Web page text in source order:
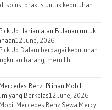
solusi praktis untuk kebutuhan
Up Harian atau Bulanan untuk
12 June, 2026
Up Dalam berbagai kebutuhan
barang, memilih
Benz: Pilihan Mobil
yang Berkelas12 June, 2026
Mercedes Benz Sewa Mercy